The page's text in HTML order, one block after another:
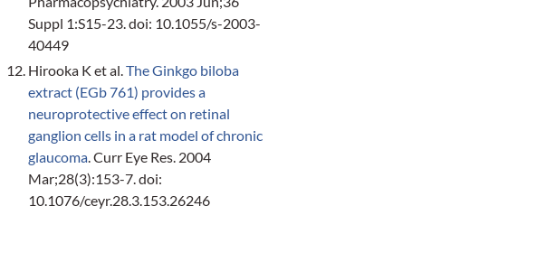
Suppl 1:S15-23. doi: 10.1055/s-2003-
40449
Hirooka K et al.The Ginkgo biloba
extract (EGb 761) provides a
neuroprotective effect on retinal
ganglion cells in a rat model of chronic
glaucoma. Curr Eye Res. 2004
Mar;28(3):153-7. doi:
10.1076/ceyr.28.3.153.26246